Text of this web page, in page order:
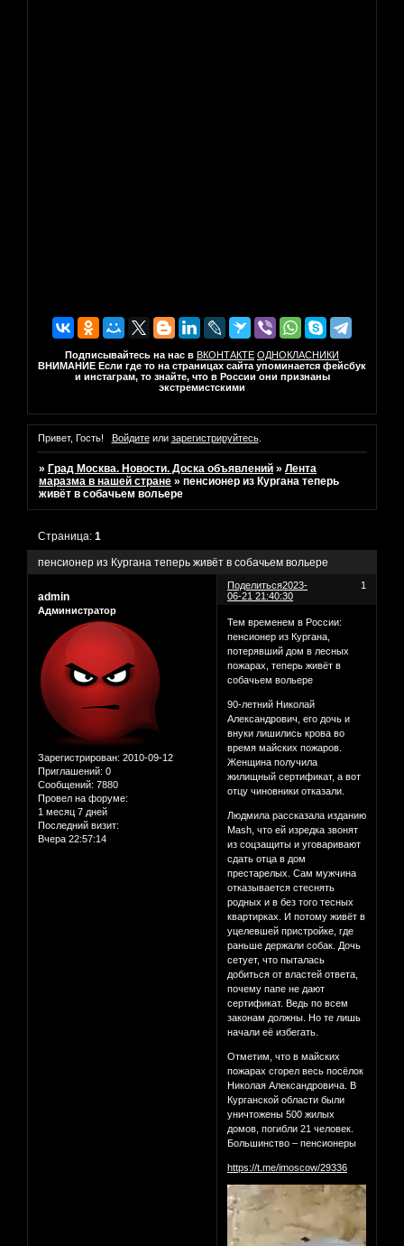
Подписывайтесь на нас в ВКОНТАКТЕ ОДНОКЛАСНИКИ
ВНИМАНИЕ Если где то на страницах сайта упоминается фейсбук
и инстаграм, то знайте, что в России они признаны
экстремистскими
Привет, Гость! Войдитеили зарегистрируйтесь.
» Град Москва. Новости. Доска объявлений »Лента
маразма в нашей стране »пенсионер из Кургана теперь
живёт в собачьем вольере
пенсионер из Кургана теперь живёт в собачьем вольере
Страница:1
Поделиться 1
2023-
06-21 21:40:30
admin
Администратор
Зарегистрирован: 2010-09-12
Приглашений: 0
Сообщений: 7880
Провел на форуме:
1 месяц 7 дней
Последний визит:
Вчера 22:57:14
Тем временем в России:
пенсионер из Кургана,
потерявший дом в лесных
пожарах, теперь живёт в
собачьем вольере
90-летний Николай
Александрович, его дочь и
внуки лишились крова во
время майских пожаров.
Женщина получила
жилищный сертификат, а вот
отцу чиновники отказали.
Людмила рассказала изданию
Mash, что ей изредка звонят
из соцзащиты и уговаривают
сдать отца в дом
престарелых. Сам мужчина
отказывается стеснять
родных и в без того тесных
квартирках. И потому живёт в
уцелевшей пристройке, где
раньше держали собак. Дочь
сетует, что пыталась
добиться от властей ответа,
почему папе не дают
сертификат. Ведь по всем
законам должны. Но те лишь
начали её избегать.
Отметим, что в майских
пожарах сгорел весь посёлок
Николая Александровича. В
Курганской области были
уничтожены 500 жилых
домов, погибли 21 человек.
Большинство – пенсионеры
https://t.me/imoscow/29336